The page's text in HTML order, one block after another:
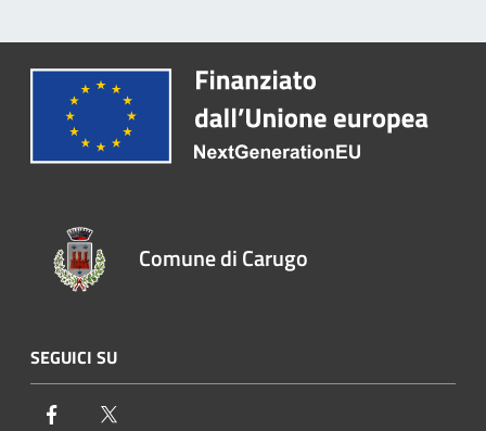
Comune di Carugo
SEGUICI SU
Facebook